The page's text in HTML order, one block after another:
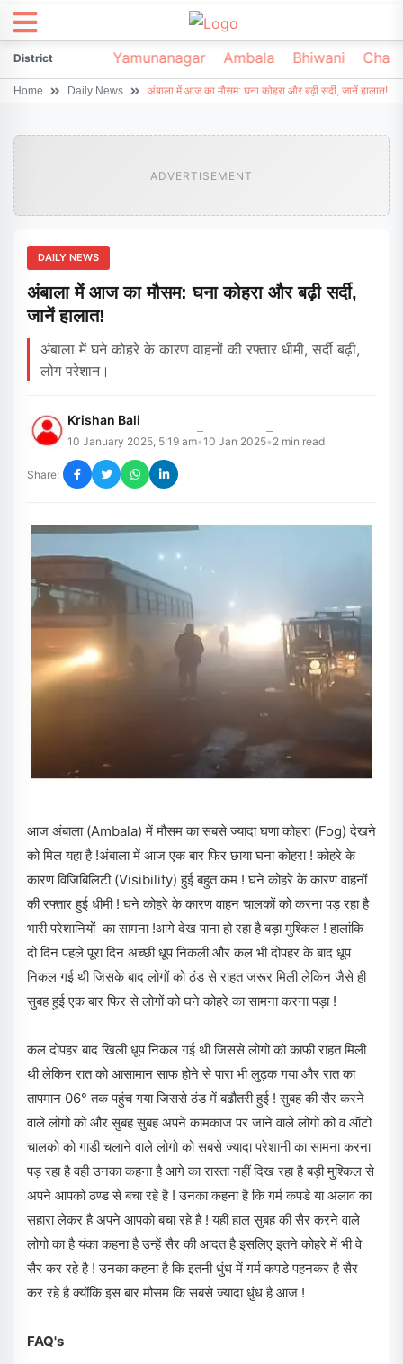
DistrictSonipat Yamunanagar Ambala Bhiwani
Home Daily News अंबाला में आज का मौसम: घना कोहरा और बढ़ी सर्दी, जानें हालात!
ADVERTISEMENT
DAILY NEWS
अंबाला में आज का मौसम: घना कोहरा और बढ़ी सर्दी,
जानें हालात!
अंबाला में घने कोहरे के कारण वाहनों की रफ्तार धीमी, सर्दी बढ़ी,
लोग परेशान।
Krishan Bali
10 January 2025, 5:19 am•10 Jan 2025• 2 min read
Share:
आज अंबाला (Ambala) में मौसम का सबसे ज्यादा घणा कोहरा (Fog) देखने
को मिल यहा है !अंबाला में आज एक बार फिर छाया घना कोहरा ! कोहरे के
कारण विजिबिलिटी (Visibility) हुई बहुत कम ! घने कोहरे के कारण वाहनों
की रफ्तार हुई धीमी ! घने कोहरे के कारण वाहन चालकों को करना पड़ रहा है
भारी परेशानियों का सामना !आगे देख पाना हो रहा है बड़ा मुश्किल ! हालांकि
दो दिन पहले पूरा दिन अच्छी धूप निकली और कल भी दोपहर के बाद धूप
निकल गई थी जिसके बाद लोगों को ठंड से राहत जरूर मिली लेकिन जैसे ही
सुबह हुई एक बार फिर से लोगों को घने कोहरे का सामना करना पड़ा !
कल दोपहर बाद खिली धूप निकल गई थी जिससे लोगो को काफी राहत मिली
थी लेकिन रात को आसामान साफ होने से पारा भी लुढ़क गया और रात का
तापमान 06° तक पहुंच गया जिससे ठंड में बढौतरी हुई ! सुबह की सैर करने
वाले लोगो को और सुबह सुबह अपने कामकाज पर जाने वाले लोगो को व ऑटो
चालको को गाडी चलाने वाले लोगो को सबसे ज्यादा परेशानी का सामना करना
पड़ रहा है वही उनका कहना है आगे का रास्ता नहीं दिख रहा है बड़ी मुश्किल से
अपने आपको ठण्ड से बचा रहे है ! उनका कहना है कि गर्म कपडे या अलाव का
सहारा लेकर है अपने आपको बचा रहे है ! यही हाल सुबह की सैर करने वाले
लोगो का है यंका कहना है उन्हें सैर की आदत है इसलिए इतने कोहरे में भी वे
सैर कर रहे है ! उनका कहना है कि इतनी धुंध में गर्म कपडे पहनकर है सैर
कर रहे है क्योंकि इस बार मौसम कि सबसे ज्यादा धुंध है आज !
FAQ's